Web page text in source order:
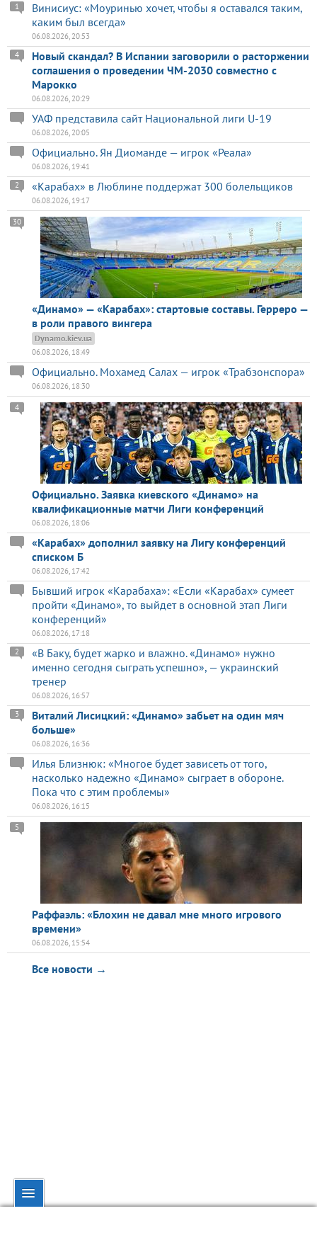
Винисиус: «Моуринью хочет, чтобы я оставался таким,
каким был всегда»
1
06.08.2026, 20:53
Новый скандал? В Испании заговорили о расторжении
соглашения о проведении ЧМ-2030 совместно с
Марокко
4
06.08.2026, 20:29
УАФ представила сайт Национальной лиги U-19
06.08.2026, 20:05
Официально. Ян Диоманде — игрок «Реала»
06.08.2026, 19:41
«Карабах» в Люблине поддержат 300 болельщиков
2
06.08.2026, 19:17
«Динамо» — «Карабах»: стартовые составы. Герреро —
в роли правого вингера
30
Dynamo.kiev.ua
06.08.2026, 18:49
Официально. Мохамед Салах — игрок «Трабзонспора»
06.08.2026, 18:30
Официально. Заявка киевского «Динамо» на
квалификационные матчи Лиги конференций
4
06.08.2026, 18:06
«Карабах» дополнил заявку на Лигу конференций
списком Б
06.08.2026, 17:42
Бывший игрок «Карабаха»: «Если «Карабах» сумеет
пройти «Динамо», то выйдет в основной этап Лиги
конференций»
06.08.2026, 17:18
«В Баку, будет жарко и влажно. «Динамо» нужно
именно сегодня сыграть успешно», — украинский
тренер
2
06.08.2026, 16:57
Виталий Лисицкий: «Динамо» забьет на один мяч
больше»
3
06.08.2026, 16:36
Илья Близнюк: «Многое будет зависеть от того,
насколько надежно «Динамо» сыграет в обороне.
Пока что с этим проблемы»
06.08.2026, 16:15
Раффаэль: «Блохин не давал мне много игрового
времени»
5
06.08.2026, 15:54
Все новости →